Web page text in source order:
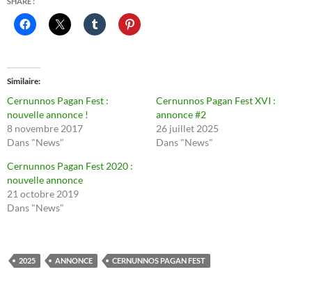
Similaire
Cernunnos Pagan Fest :
nouvelle annonce !
8 novembre 2017
Dans "News"
Cernunnos Pagan Fest XVI :
annonce #2
26 juillet 2025
Dans "News"
Cernunnos Pagan Fest 2020 :
nouvelle annonce
21 octobre 2019
Dans "News"
2025 ANNONCE CERNUNNOS PAGAN FEST